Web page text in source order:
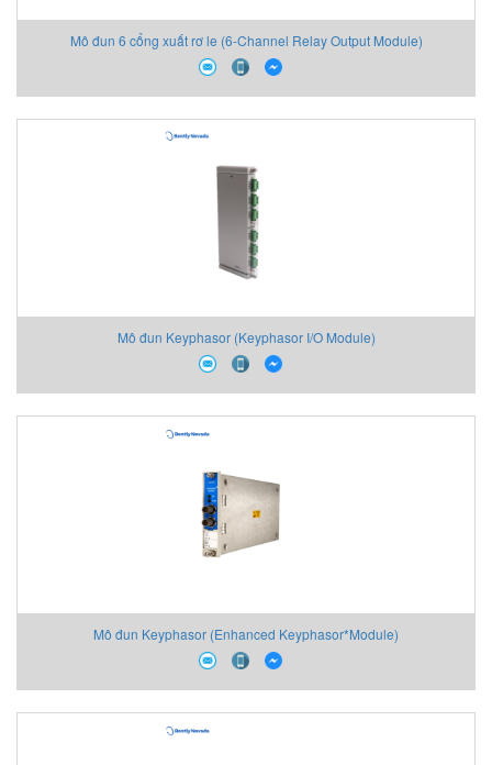
Mô đun 6 cổng xuất rơ le (6-Channel Relay Output Module)
Mô đun Keyphasor (Keyphasor I/O Module)
Mô đun Keyphasor (Enhanced Keyphasor*Module)